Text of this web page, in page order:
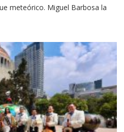
meteórico. Miguel Barbosa la